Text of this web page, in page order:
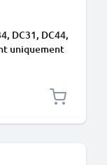
DC31, DC44,
uniquement